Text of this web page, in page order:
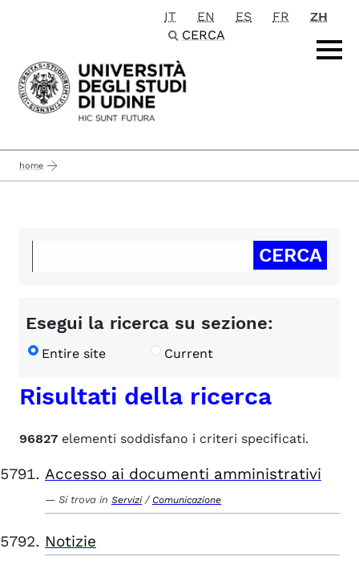
Passa al contenuto principale
IT EN ES FR
ZH
CERCA
home
Esegui la ricerca su sezione:
Entire site Current
Risultati della ricerca
96827 elementi soddisfano i criteri specificati.
Accesso ai documenti amministrativi
Si trova in Servizi / Comunicazione
Notizie